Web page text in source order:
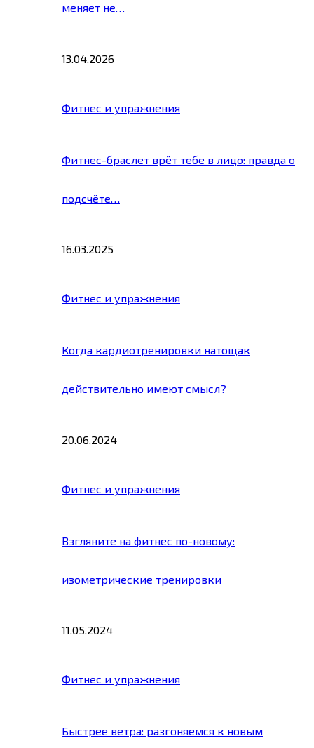
меняет не…
13.04.2026
Фитнес и упражнения
Фитнес-браслет врёт тебе в лицо: правда о
подсчёте…
16.03.2025
Фитнес и упражнения
Когда кардиотренировки натощак
действительно имеют смысл?
20.06.2024
Фитнес и упражнения
Взгляните на фитнес по-новому:
изометрические тренировки
11.05.2024
Фитнес и упражнения
Быстрее ветра: разгоняемся к новым